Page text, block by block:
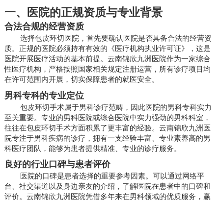
一、医院的正规资质与专业背景
合法合规的经营资质
选择包皮环切医院，首先要确认医院是否具备合法的经营资
质。正规的医院必须持有有效的《医疗机构执业许可证》，这是
医院开展医疗活动的基本前提。云南锦欣九洲医院作为一家综合
性医疗机构，严格按照国家相关规定注册运营，所有诊疗项目均
在许可范围内开展，切实保障患者的就医安全。
男科专科的专业定位
包皮环切手术属于男科诊疗范畴，因此医院的男科专科实力
至关重要。专业的男科医院或综合医院中实力强劲的男科科室，
往往在包皮环切手术方面积累了更丰富的经验。云南锦欣九洲医
院专注于男科疾病的诊疗，拥有一支经验丰富、专业素养高的男
科医疗团队，能够为患者提供精准、专业的诊疗服务。
良好的行业口碑与患者评价
医院的口碑是患者选择的重要参考因素。可以通过网络平
台、社交渠道以及身边亲友的介绍，了解医院在患者中的口碑和
评价。云南锦欣九洲医院凭借多年来在男科领域的优质服务，赢